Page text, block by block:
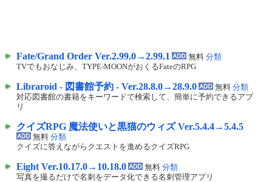
Fate/Grand Order Ver.2.99.0→2.99.1 無料 分類
TVでもおなじみ、TYPE-MOONがおくるFateのRPG
Libraroid - 図書館予約 - Ver.28.8.0→28.9.0 無料 分類
対応図書館の書籍をキーワードで検索して、簡単に予約できるアプ
リ
クイズRPG 魔法使いと黒猫のウィズ Ver.5.4.4→5.4.5
無料 分類
クイズに答えながらクエストを進めるクイズRPG
Eight Ver.10.17.0→10.18.0 無料 分類
写真を撮るだけで名刺をデータ化できる名刺管理アプリ